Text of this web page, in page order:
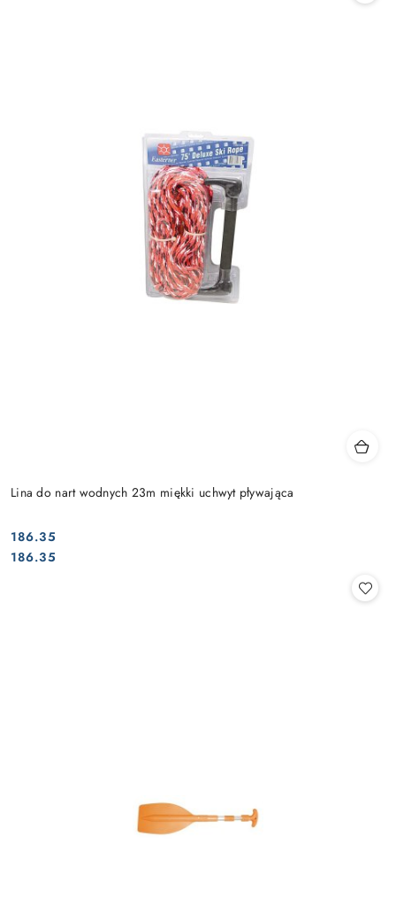
Lina do nart wodnych 23m miękki uchwyt pływająca
Cena:
186.35
Cena:
186.35